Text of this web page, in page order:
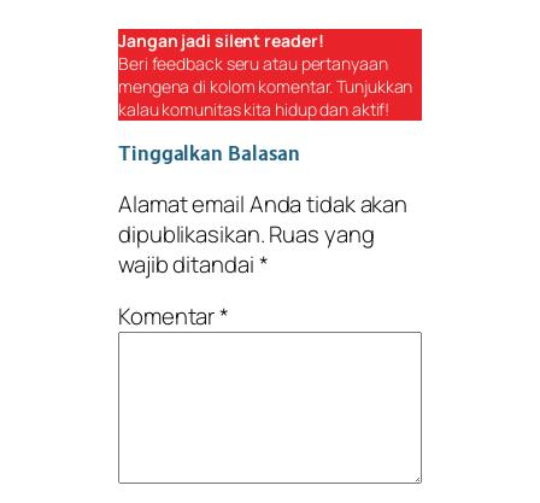
Jangan jadi silent reader!
Beri feedbackseru atau pertanyaan
mengena di kolom komentar. Tunjukkan
kalau komunitas kita hidup dan aktif!
Tinggalkan Balasan
Alamat email Anda tidak akan
dipublikasikan.Ruas yang
wajib ditandai*
Komentar*